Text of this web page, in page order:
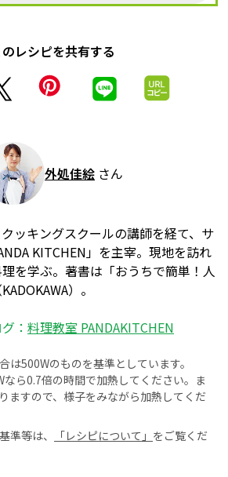
のレシピを共有する
外処佳絵 さん
ッキングスクールの講師を経て、サ
KITCHEN」を主宰。現地を訪れ
を学ぶ。著書は「おうちで簡単！人
）。
： 料理教室 PANDAKITCHEN
500Wのものを基準としています。
ら0.7倍の時間で加熱してください。ま
ますので、様子をみながら加熱してくだ
準等は、
「レシピについて」 をご覧くだ